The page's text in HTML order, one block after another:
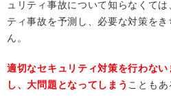
ュリティ事故について知らなくて
ティ事故を予測し、必要な対策を
ん。
適切なセキュリティ対策を行わな
し、大問題となってしまう こともあ